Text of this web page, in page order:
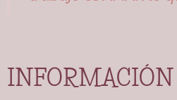
INFORMACIÓN